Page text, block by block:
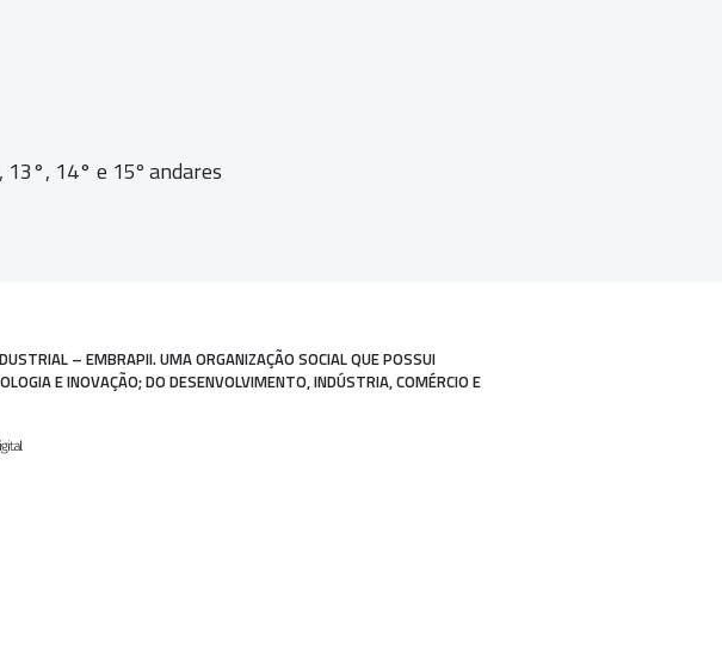
13°, 14° e 15º andares
– EMBRAPII. UMA ORGANIZAÇÃO SOCIAL QUE POSSUI
E INOVAÇÃO; DO DESENVOLVIMENTO, INDÚSTRIA, COMÉRCIO E